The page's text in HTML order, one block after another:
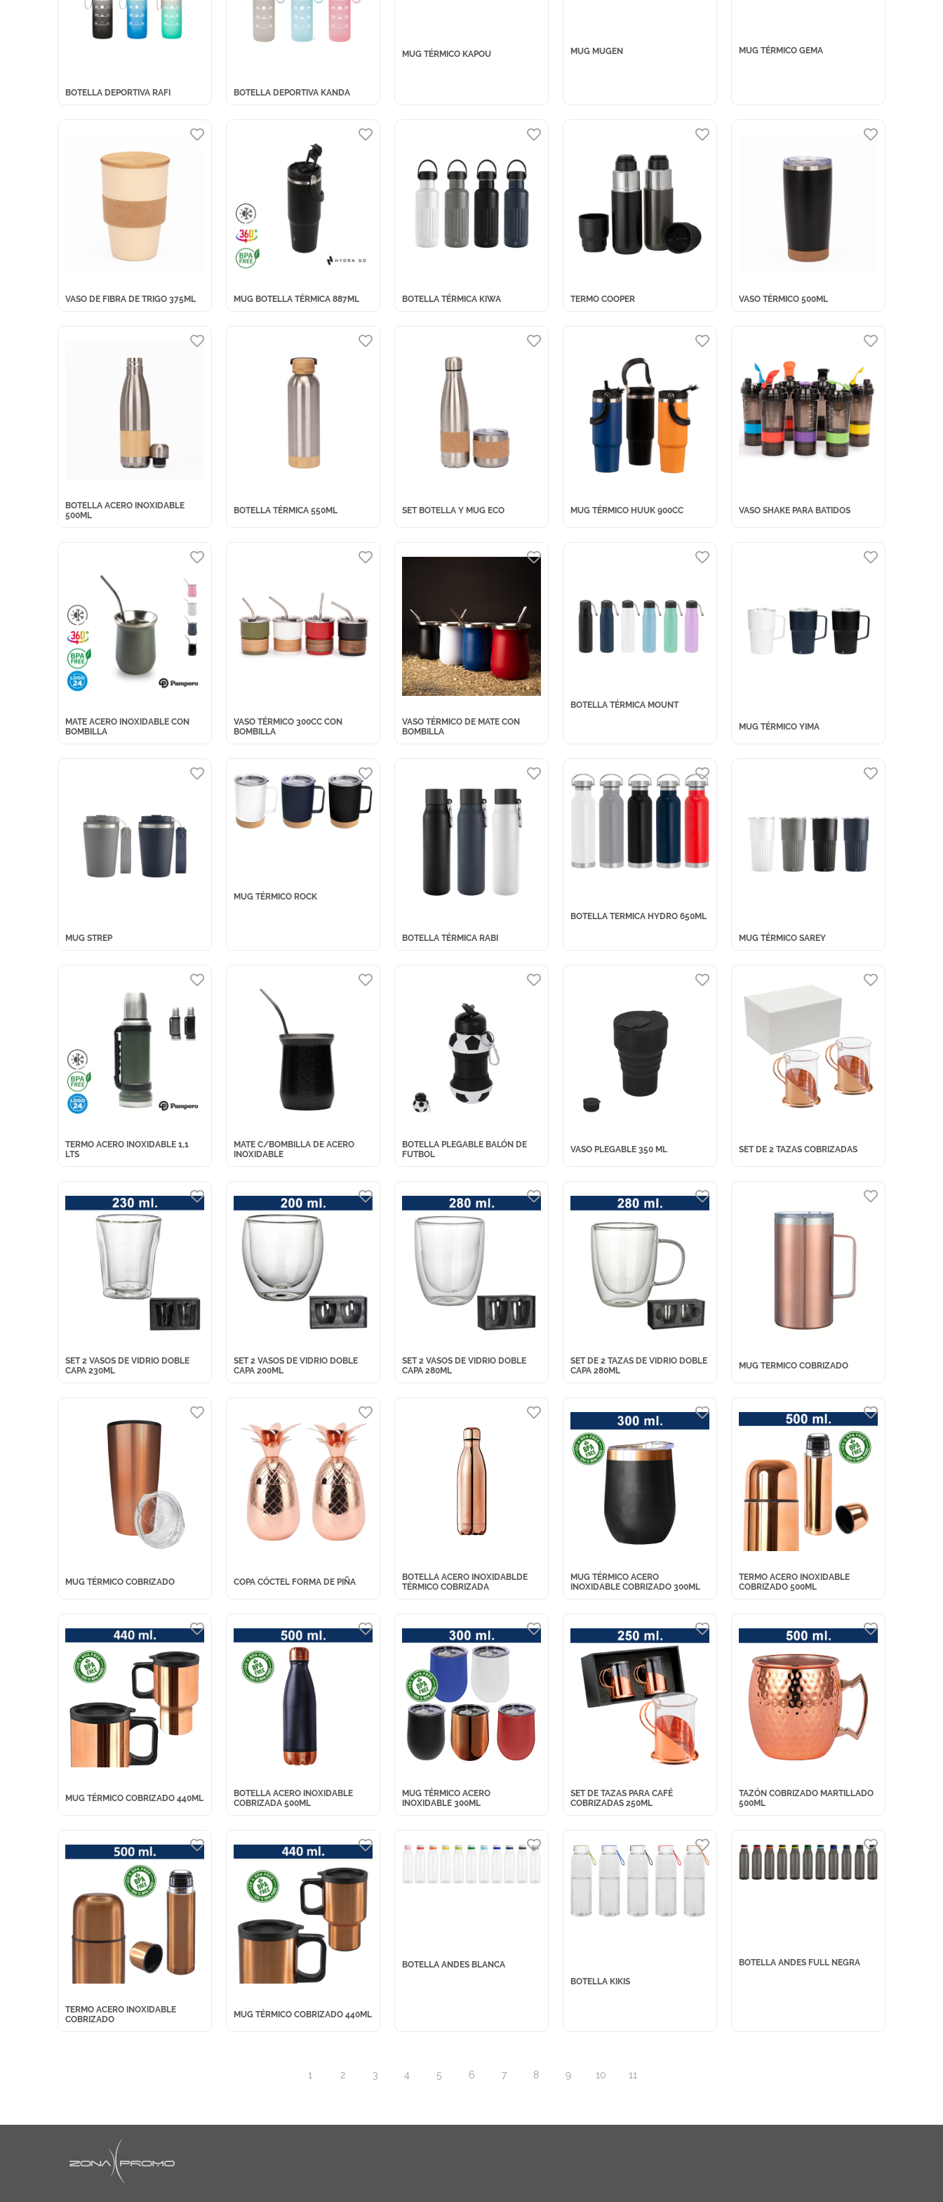
BOTELLA DEPORTIVA RAFI BOTELLA DEPORTIVA KANDA
MUG TÉRMICO KAPOU MUG MUGEN MUG TÉRMICO GEMA
VASO DE FIBRA DE TRIGO 375ML MUG BOTELLA TÉRMICA 887ML BOTELLA TÉRMICA KIWA TERMO COOPER VASO TÉRMICO 500ML
BOTELLA ACERO INOXIDABLE
500ML
BOTELLA TÉRMICA 550ML SET BOTELLA Y MUG ECO MUG TÉRMICO HUUK 900CC VASO SHAKE PARA BATIDOS
MATE ACERO INOXIDABLE CON
BOMBILLA
VASO TÉRMICO 300CC CON
BOMBILLA
VASO TÉRMICO DE MATE CON
BOMBILLA
BOTELLA TÉRMICA MOUNT
MUG TÉRMICO YIMA
MUG STREP
MUG TÉRMICO ROCK
BOTELLA TÉRMICA RABI
BOTELLA TERMICA HYDRO 650ML
MUG TÉRMICO SAREY
TERMO ACERO INOXIDABLE 1,1
LTS
MATE C/BOMBILLA DE ACERO
INOXIDABLE
BOTELLA PLEGABLE BALÓN DE
FUTBOL
VASO PLEGABLE 350 ML SET DE 2 TAZAS COBRIZADAS
SET 2 VASOS DE VIDRIO DOBLE
CAPA 230ML
SET 2 VASOS DE VIDRIO DOBLE
CAPA 200ML
SET 2 VASOS DE VIDRIO DOBLE
CAPA 280ML
SET DE 2 TAZAS DE VIDRIO DOBLE
CAPA 280ML
MUG TERMICO COBRIZADO
MUG TÉRMICO COBRIZADO COPA CÓCTEL FORMA DE PIÑA
BOTELLA ACERO INOXIDABLDE
TÉRMICO COBRIZADA
MUG TÉRMICO ACERO
INOXIDABLE COBRIZADO 300ML
TERMO ACERO INOXIDABLE
COBRIZADO 500ML
MUG TÉRMICO COBRIZADO 440ML
BOTELLA ACERO INOXIDABLE
COBRIZADA 500ML
MUG TÉRMICO ACERO
INOXIDABLE 300ML
SET DE TAZAS PARA CAFÉ
COBRIZADAS 250ML
TAZÓN COBRIZADO MARTILLADO
500ML
TERMO ACERO INOXIDABLE
COBRIZADO
MUG TÉRMICO COBRIZADO 440ML
BOTELLA ANDES BLANCA
BOTELLA KIKIS
BOTELLA ANDES FULL NEGRA
1 2 3 4 5 6 7 8 9 10 11